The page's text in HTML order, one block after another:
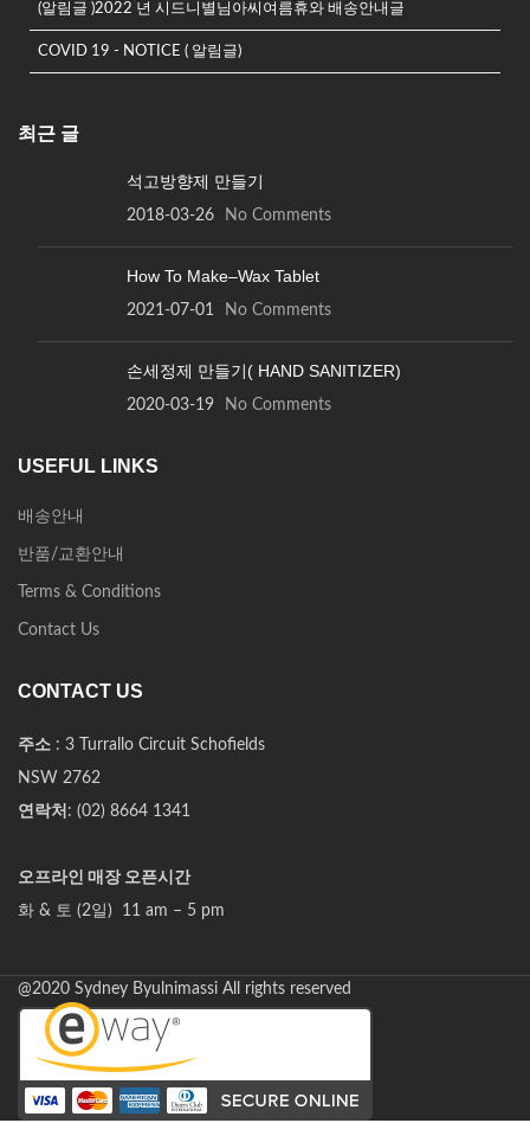
(알림글 )2022 년 시드니별님아씨여름휴와 배송안내글
COVID 19 - NOTICE ( 알림글)
최근 글
석고방향제 만들기
2018-03-26 No Comments
How To Make–Wax Tablet
2021-07-01 No Comments
손세정제 만들기( HAND SANITIZER)
2020-03-19 No Comments
USEFUL LINKS
배송안내
반품/교환안내
Terms & Conditions
Contact Us
CONTACT US
주소 : 3 Turrallo Circuit Schofields
NSW 2762
연락처 : (02) 8664 1341
오프라인 매장 오픈시간
화 & 토 (2일) 11 am – 5 pm
@2020 Sydney Byulnimassi All rights reserved